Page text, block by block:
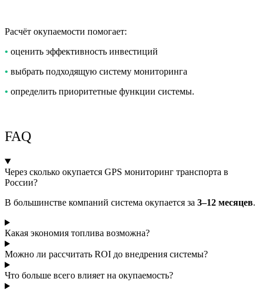
Расчёт окупаемости помогает:
• оценить эффективность инвестиций
• выбрать подходящую систему мониторинга
• определить приоритетные функции системы.
FAQ
Через сколько окупается GPS мониторинг транспорта в
России?
В большинстве компаний система окупается за 3–12 месяцев.
Какая экономия топлива возможна?
Можно ли рассчитать ROI до внедрения системы?
Что больше всего влияет на окупаемость?